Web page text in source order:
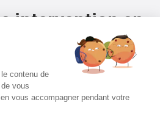
intervention en
France ?
06.51.79.18.79
kms.com
Moreau 75018